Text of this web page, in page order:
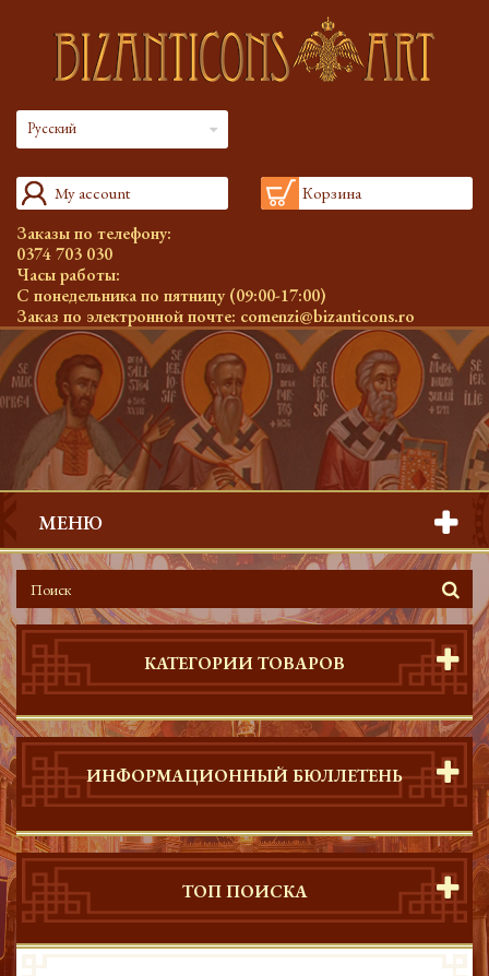
Русский
My account Корзина
Заказы по телефону:
0374 703 030
Часы работы:
С понедельника по пятницу (09:00-17:00)
Заказ по электронной почте: comenzi@bizanticons.ro
МЕНЮ
КАТЕГОРИИ ТОВАРОВ
ИНФОРМАЦИОННЫЙ БЮЛЛЕТЕНЬ
ТОП ПОИСКА